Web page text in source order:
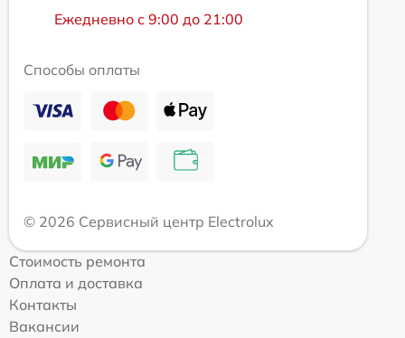
Ежедневно с 9:00 до 21:00
Способы оплаты
© 2026 Сервисный центр Electrolux
Стоимость ремонта
Оплата и доставка
Контакты
Вакансии